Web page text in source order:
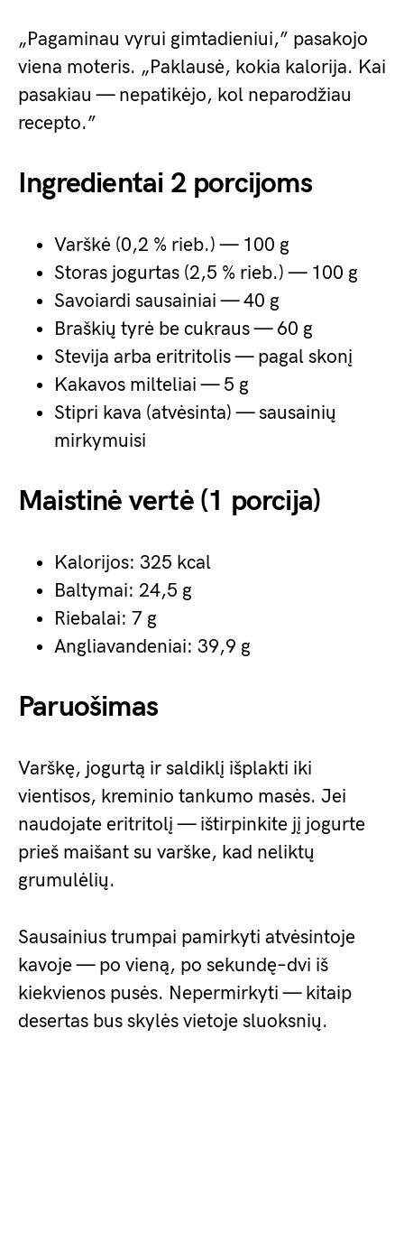
„Pagaminau vyrui gimtadieniui,” pasakojo
viena moteris. „Paklausė, kokia kalorija. Kai
pasakiau — nepatikėjo, kol neparodžiau
recepto.”
Ingredientai 2 porcijoms
Varškė (0,2 % rieb.) — 100 g
Storas jogurtas (2,5 % rieb.) — 100 g
Savoiardi sausainiai — 40 g
Braškių tyrė be cukraus — 60 g
Stevija arba eritritolis — pagal skonį
Kakavos milteliai — 5 g
Stipri kava (atvėsinta) — sausainių
mirkymuisi
Maistinė vertė (1 porcija)
Kalorijos: 325 kcal
Baltymai: 24,5 g
Riebalai: 7 g
Angliavandeniai: 39,9 g
Paruošimas
Varškę, jogurtą ir saldiklį išplakti iki
vientisos, kreminio tankumo masės. Jei
naudojate eritritolį — ištirpinkite jį jogurte
prieš maišant su varške, kad neliktų
grumulėlių.
Sausainius trumpai pamirkyti atvėsintoje
kavoje — po vieną, po sekundę–dvi iš
kiekvienos pusės. Nepermirkyti — kitaip
desertas bus skylės vietoje sluoksnių.